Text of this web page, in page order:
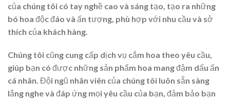
của chúng tôi có tay nghề cao và sáng tạo, tạo ra những
bó hoa độc đáo và ấn tượng, phù hợp với nhu cầu và sở
thích của khách hàng.
Chúng tôi cũng cung cấp dịch vụ cắm hoa theo yêu cầu,
giúp bạn có được những sản phẩm hoa mang đậm dấu ấn
cá nhân. Đội ngũ nhân viên của chúng tôi luôn sẵn sàng
lắng nghe và đáp ứng mọi yêu cầu của bạn, đảm bảo bạn